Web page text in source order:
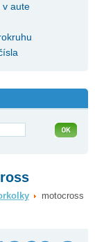
v aute
motocross